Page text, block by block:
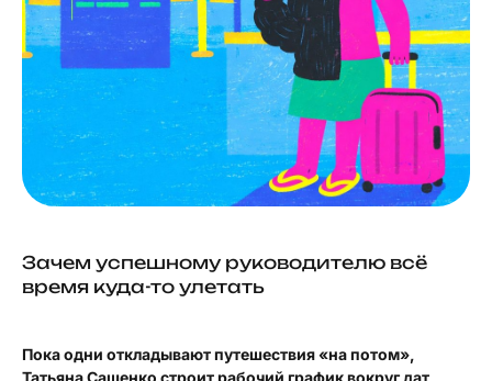
Зачем успешному руководителю всё
время куда-то улетать
Пока одни откладывают путешествия «на потом»,
Татьяна Сащенко строит рабочий график вокруг дат